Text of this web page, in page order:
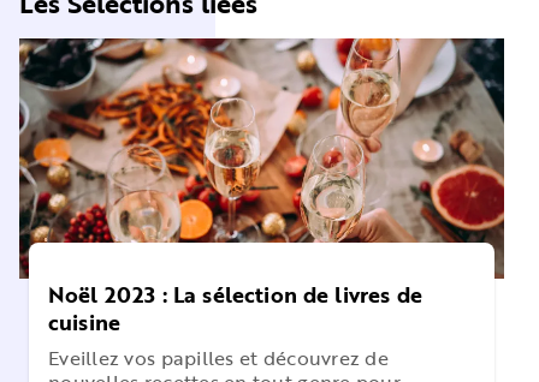
Noël 2023 : La sélection de livres de
cuisine
Eveillez vos papilles et découvrez de